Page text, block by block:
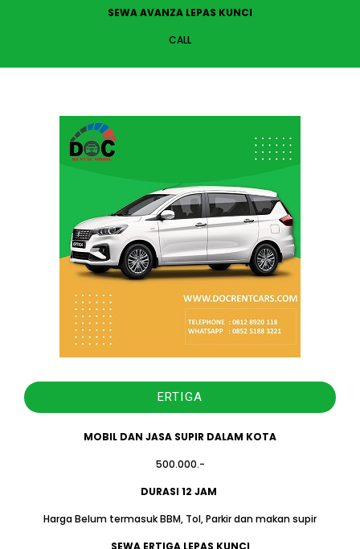
SEWA AVANZA LEPAS KUNCI
CALL
ERTIGA
MOBIL DAN JASA SUPIR DALAM KOTA
500.000.-
DURASI 12 JAM
Harga Belum termasuk BBM, Tol, Parkir dan makan supir